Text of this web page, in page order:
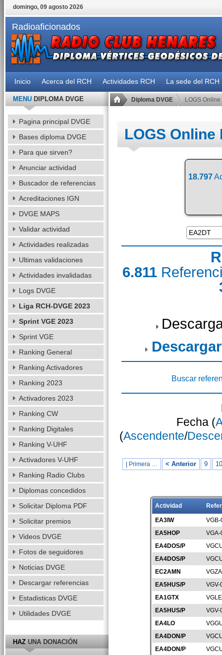
domingo, 09 agosto 2026
Radioaficionados
Inicio Acerca del RCH Actividades RCH La sede del RCH
Diploma DVGE LOGS Online
LOGS Online
18.797
6.811
Buscar
Fecha (
(Ascendente/
| Primera … < Anterior 9 10
Actividad
EA3IW
EA5HOP
EA4DOS/P
EA4DOS/P
EC2AMN
EA5HUS/P
VGV-
EA1GTX
EA5HUS/P
VGV-
EA4LO
EA4DON/P
EA4DON/P
MENUDIPLOMA DVGE
Pagina principal DVGE
Bases diploma DVGE
Para que sirven?
Anunciar actividad
Buscador de referencias
Acreditaciones IGN
DVGE MAPS
Validar actividad
Actividades realizadas
Ultimas validaciones
Actividades invalidadas
Logs DVGE
Liga RCH-DVGE 2023
Sprint VGE 2023
Sprint VGE
Ranking General
Ranking Activadores
Ranking 2023
Activadores 2023
Ranking CW
Ranking Digitales
Ranking V-UHF
Activadores V-UHF
Ranking Radio Clubs
Diplomas concedidos
Solicitar Diploma PDF
Solicitar premios
Videos DVGE
Fotos de seguidores
Noticias DVGE
Descargar referencias
Estadisticas DVGE
Utilidades DVGE
HAZUNA DONACIÓN